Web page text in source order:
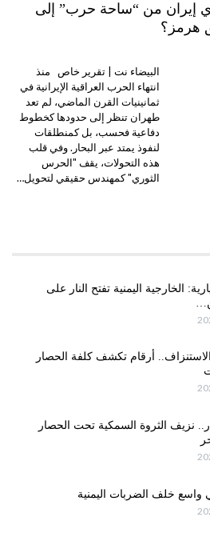
إيران من “ساحة حرب” إلى
هرمز؟
البيضاء نت | تقرير خاص منذ
انتهاء الحرب العراقية الإيرانية في
ثمانينيات القرن الماضي، لم تعد
طهران تنظر إلى حدودها كخطوط
دفاعية فحسب، بل كمنطلقات
لنفوذ يمتد عبر البحار. وفي قلب
هذه التحولات، يقف "الحرس
الثوري" كمهندس حقيقي لتحويل…
الخارجية اليمنية تفتح النار على
الاستنزاف.. أرقام تكشف كلفة الحصار
نزيف الثروة السمكية تحت الحصار
واسع خلف الضربات اليمنية